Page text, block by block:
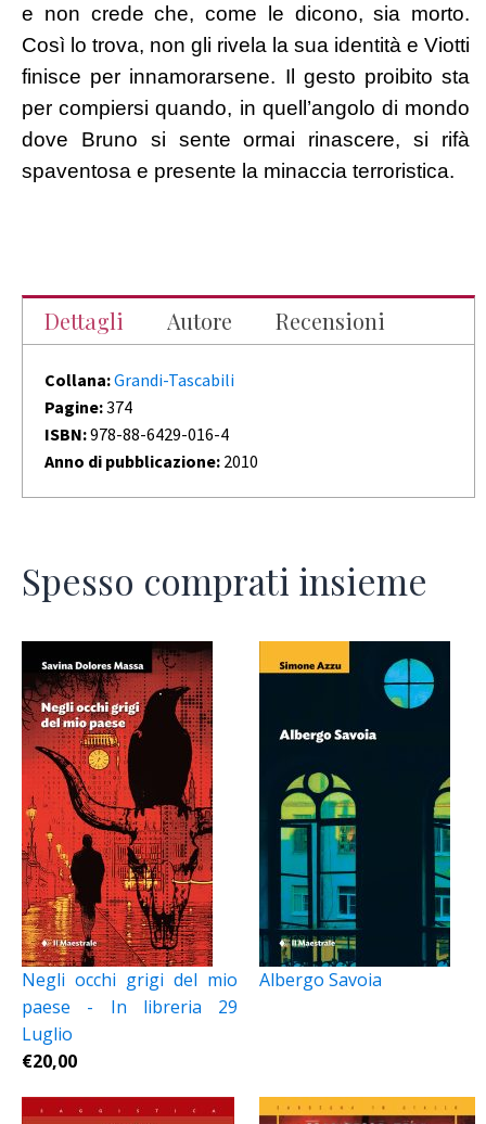
e non crede che, come le dicono, sia morto.
Così lo trova, non gli rivela la sua identità e Viotti
finisce per innamorarsene. Il gesto proibito sta
per compiersi quando, in quell’angolo di mondo
dove Bruno si sente ormai rinascere, si rifà
spaventosa e presente la minaccia terroristica.
Dettagli Autore Recensioni
Collana:Grandi-Tascabili
Pagine:374
ISBN:978-88-6429-016-4
Anno di pubblicazione: 2010
Spesso comprati insieme
Negli occhi grigi del mio
paese - In libreria 29
Luglio
€20,00
Albergo Savoia